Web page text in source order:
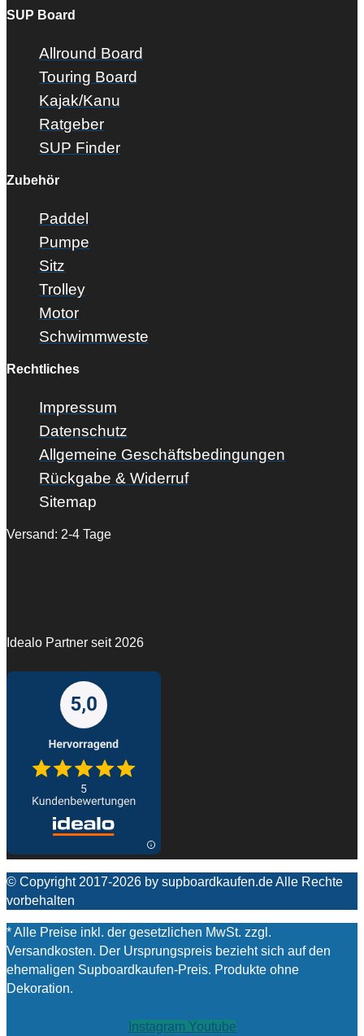
SUP Board
Allround Board
Touring Board
Kajak/Kanu
Ratgeber
SUP Finder
Zubehör
Paddel
Pumpe
Sitz
Trolley
Motor
Schwimmweste
Rechtliches
Impressum
Datenschutz
Allgemeine Geschäftsbedingungen
Rückgabe & Widerruf
Sitemap
Versand: 2-4 Tage
Idealo Partner seit 2026
© Copyright 2017-2026 by supboardkaufen.de Alle Rechte
vorbehalten
* Alle Preise inkl. der gesetzlichen MwSt. zzgl.
Versandkosten. Der Ursprungspreis bezieht sich auf den
ehemaligen Supboardkaufen-Preis. Produkte ohne
Dekoration.
Instagram Youtube